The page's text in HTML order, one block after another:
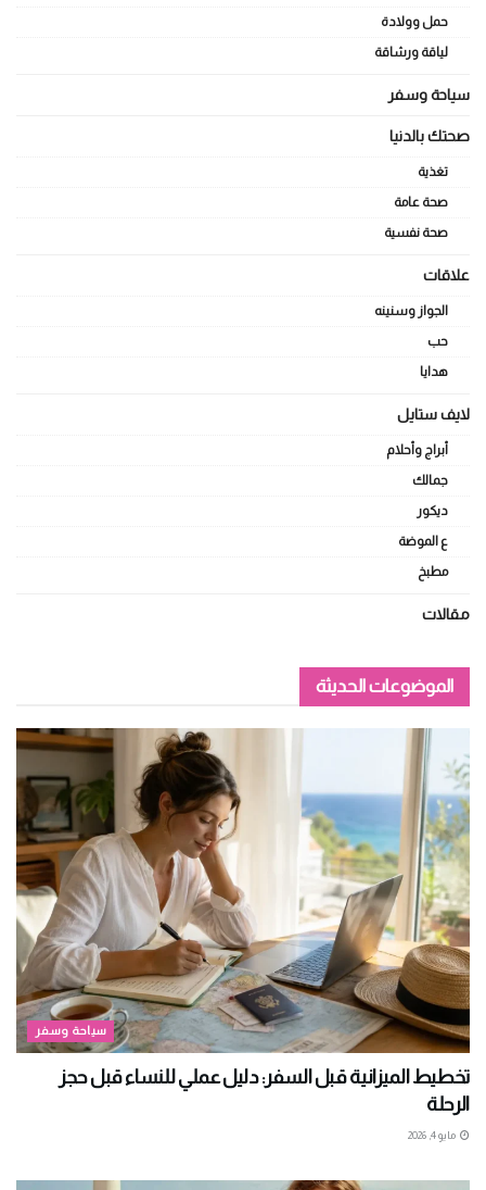
حمل وولادة
لياقة ورشاقة
سياحة وسفر
صحتك بالدنيا
تغذية
صحة عامة
صحة نفسية
علاقات
الجواز وسنينه
حب
هدايا
لايف ستايل
أبراج وأحلام
جمالك
ديكور
ع الموضة
مطبخ
مقالات
الموضوعات الحديثة
سياحة وسفر
تخطيط الميزانية قبل السفر: دليل عملي للنساء قبل حجز
الرحلة
مايو 4, 2026